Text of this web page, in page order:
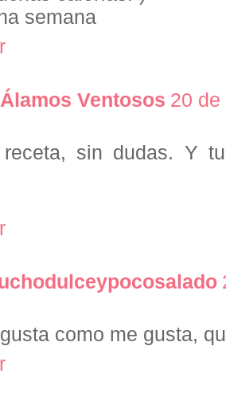
semana
Ventosos 20
sin dudas. Y
como me gusta,